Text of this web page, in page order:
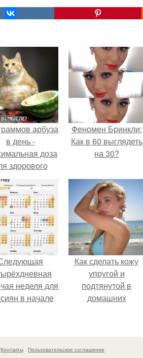
арбуза
в день -
доза
здорового
взрослого,
врачи.
Феномен Бринкли:
Как в 60 выглядеть
на 30?
неделя для
в начале
Как сделать кожу
упругой и
подтянутой в
домашних
Контакты
Пользовательское соглашение